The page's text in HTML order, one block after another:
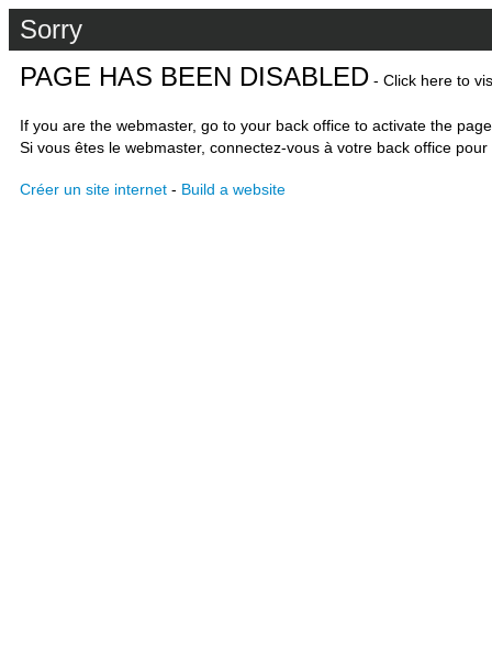
Sorry
PAGE HAS BEEN DISABLED - Click here to
If you are the webmaster, go to your back office to activate the
Si vous êtes le webmaster, connectez-vous à votre back office
Créer un site internet - Build a website